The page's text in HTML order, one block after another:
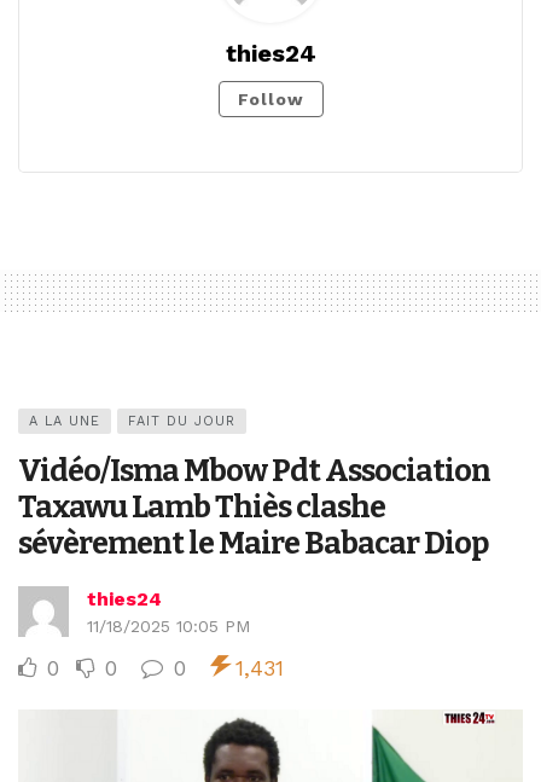
thies24
Follow
A LA UNE FAIT DU JOUR
Vidéo/Isma Mbow Pdt Association
Taxawu Lamb Thiès clashe
sévèrement le Maire Babacar Diop
thies24
11/18/2025 10:05 PM
0 0 0 1,431